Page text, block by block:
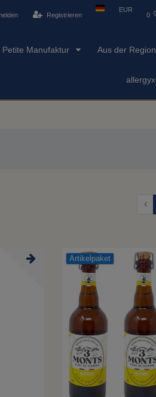
Registrieren
EUR
0
Petite Manufaktur Aus der Region
allergyx
Artikelpaket